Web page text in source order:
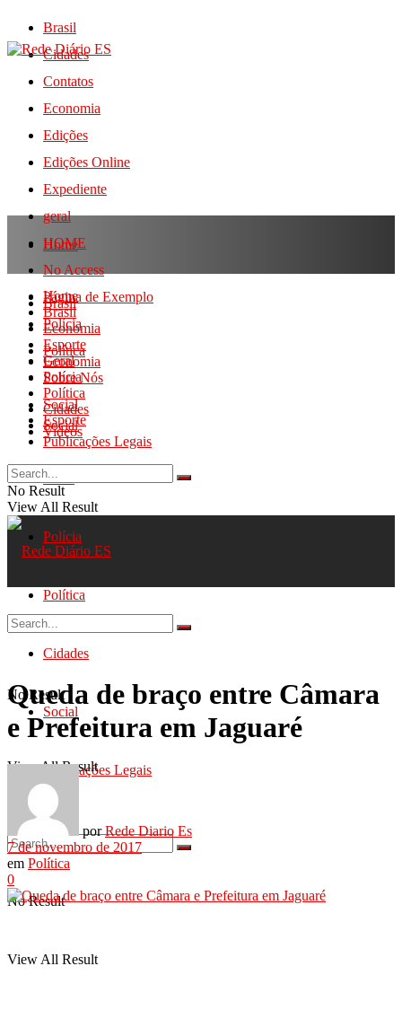
Brasil
Cidades
Contatos
Economia
Edições
Edições Online
Expediente
geral
HOME
No Access
Página de Exemplo
Polícia
Política
Sobre Nós
Social
Videos
Home
Brasil
Economia
Esporte
Geral
Polícia
Política
Cidades
Social
Publicações Legais
No Result
View All Result
Home
Brasil
Economia
Esporte
Geral
Polícia
Política
Cidades
Social
Publicações Legais
No Result
View All Result
No Result
View All Result
Queda de braço entre Câmara
e Prefeitura em Jaguaré
por Rede Diario Es
7 de novembro de 2017
em Política
0